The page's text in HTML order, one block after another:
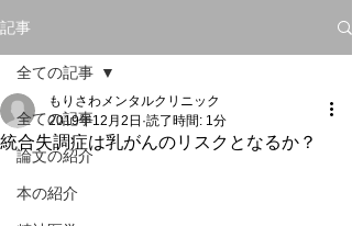
記事
全ての記事
論文の紹介
本の紹介
全ての記事
統合失調症は乳がんのリスクとなるか？
もりさわメンタルクリニック
2019年12月2日 読了時間: 1分